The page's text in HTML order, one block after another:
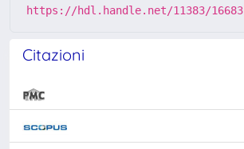
https://hdl.handle.net/11383/16683
Citazioni